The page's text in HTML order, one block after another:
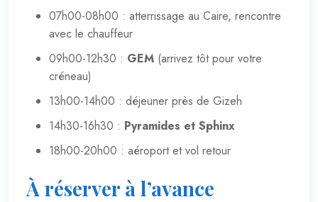
07h00-08h00 : atterrissage au Caire, rencontre
avec le chauffeur
09h00-12h30 : GEM (arrivez tôt pour votre
créneau)
13h00-14h00 : déjeuner près de Gizeh
14h30-16h30 : Pyramides et Sphinx
18h00-20h00 : aéroport et vol retour
À réserver à l’avance